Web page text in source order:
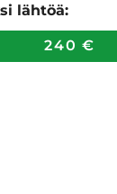
lähtöä:
240 €